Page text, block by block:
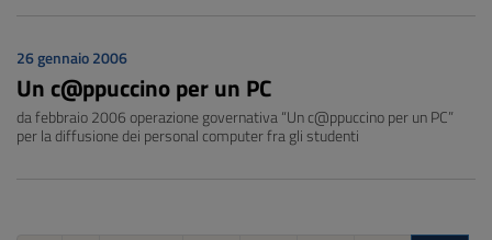
26 gennaio 2006
Un c@ppuccino per un PC
da febbraio 2006 operazione governativa “Un c@ppuccino per un PC”
per la diffusione dei personal computer fra gli studenti